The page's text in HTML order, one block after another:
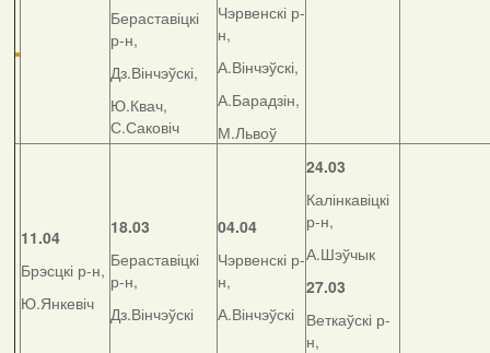
Бераставіцкі
р-н,
Дз.Вінчэўскі,
Ю.Квач,
С.Саковіч
Чэрвенскі р-
н,
А.Вінчэўскі,
А.Барадзін,
М.Львоў
11.04
Брэсцкі р-н,
Ю.Янкевіч
18.03
Бераставіцкі
р-н,
Дз.Вінчэўскі
04.04
Чэрвенскі р-
н,
А.Вінчэўскі
24.03
Калінкавіцкі
р-н,
А.Шэўчык
27.03
Веткаўскі р-
н,